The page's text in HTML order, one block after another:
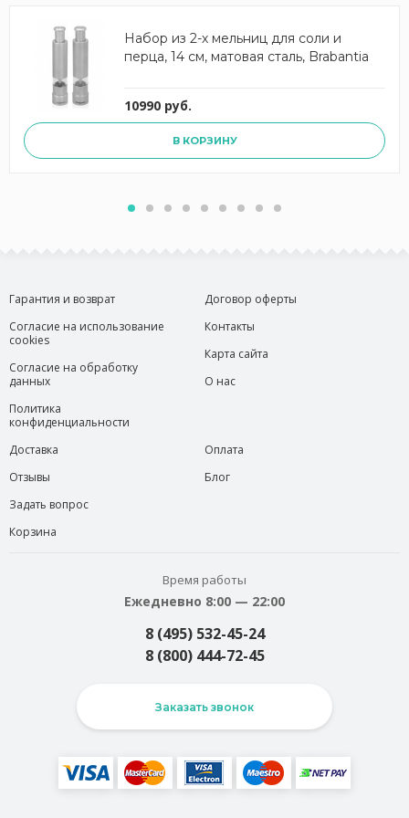
Набор из 2-х мельниц для соли и
перца, 14 см, матовая сталь, Brabantia
10990 руб.
В КОРЗИНУ
Гарантия и возврат
Согласие на использование
cookies
Согласие на обработку
данных
Политика
конфиденциальности
Договор оферты
Контакты
Карта сайта
О нас
Доставка
Отзывы
Задать вопрос
Корзина
Оплата
Блог
Время работы
Ежедневно 8:00 — 22:00
8 (495) 532-45-24
8 (800) 444-72-45
Заказать звонок